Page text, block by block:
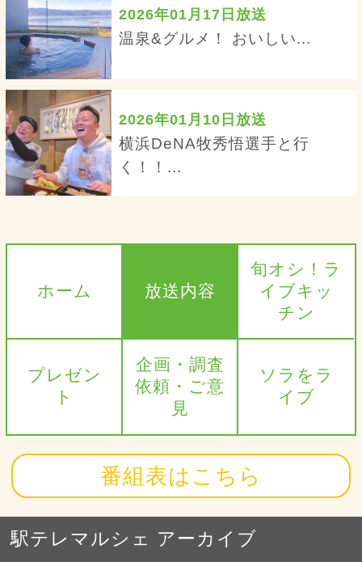
2026年01月17日放送
温泉&グルメ！ おいしい...
2026年01月10日放送
横浜DeNA牧秀悟選手と行
く！！...
ホーム 放送内容
旬オシ！ラ
イブキッ
チン
プレゼン
ト
企画・調査
依頼・ご意
見
ソラをラ
イブ
番組表はこちら
駅テレマルシェ アーカイブ